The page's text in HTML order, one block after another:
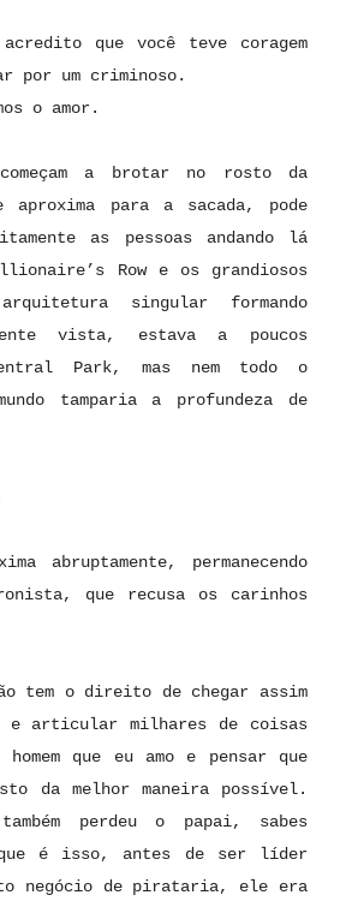
que você teve coragem
por um criminoso.
o amor.
a brotar no rosto da
aproxima para a sacada, pode
as pessoas andando lá
Row e os grandiosos
singular formando
vista, estava a poucos
Park, mas nem todo o
tamparia a profundeza de
abruptamente, permanecendo
que recusa os carinhos
tem o direito de chegar assim
e articular milhares de coisas
que eu amo e pensar que
da melhor maneira possível.
também perdeu o papai, sabes
é isso, antes de ser líder
negócio de pirataria, ele era